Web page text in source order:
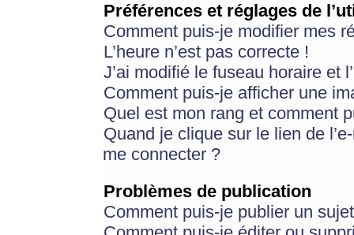
Préférences et réglages de
Comment puis-je modifier mes
L’heure n’est pas correcte !
J’ai modifié le fuseau horaire et
Comment puis-je afficher une
Quel est mon rang et comment
Quand je clique sur le lien de
me connecter ?
Problèmes de publication
Comment puis-je publier un